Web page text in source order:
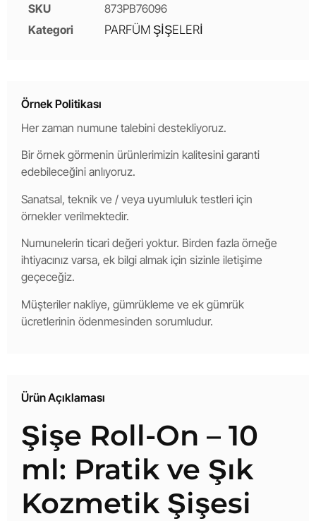
SKU
873PB76096
Kategori
PARFÜM ŞİŞELERİ
Örnek Politikası
Her zaman numune talebini destekliyoruz.
Bir örnek görmenin ürünlerimizin kalitesini garanti
edebileceğini anlıyoruz.
Sanatsal, teknik ve / veya uyumluluk testleri için
örnekler verilmektedir.
Numunelerin ticari değeri yoktur. Birden fazla örneğe
ihtiyacınız varsa, ek bilgi almak için sizinle iletişime
geçeceğiz.
Müşteriler nakliye, gümrükleme ve ek gümrük
ücretlerinin ödenmesinden sorumludur.
Ürün Açıklaması
Şişe Roll-On – 10
ml: Pratik ve Şık
Kozmetik Şişesi